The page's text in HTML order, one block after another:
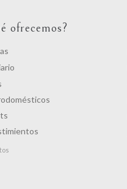
ofrecemos?